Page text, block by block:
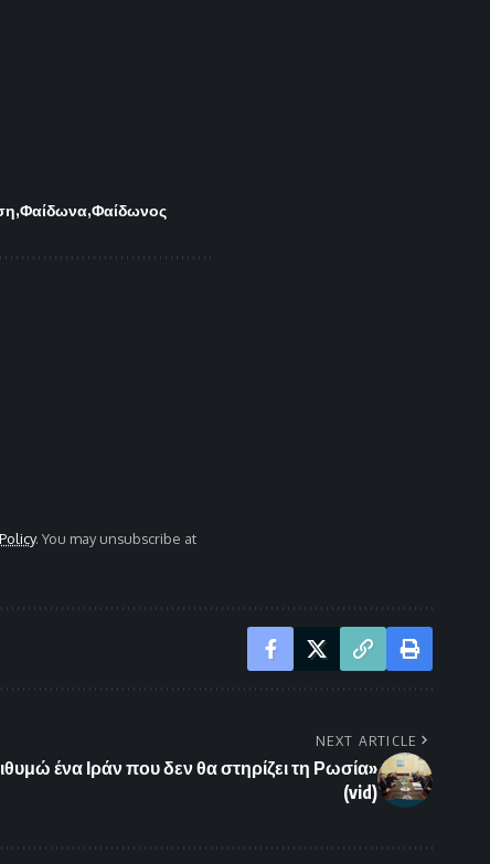
Φαίδωνα Φαίδωνος
. You may unsubscribe at
NEXT ARTICLE
ένα Ιράν που δεν θα στηρίζει τη Ρωσία»
(vid)